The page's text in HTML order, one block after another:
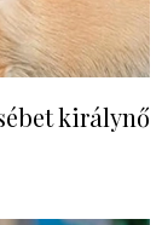
királynő